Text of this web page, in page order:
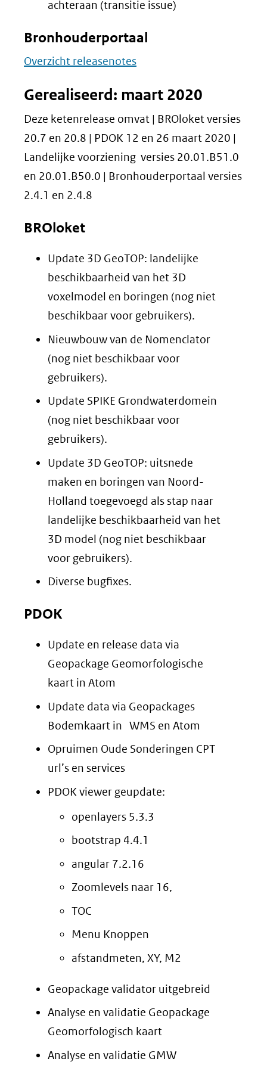
achteraan (transitie issue)
Bronhouderportaal
Overzicht releasenotes
Gerealiseerd: maart 2020
Deze ketenrelease omvat | BROloket versies
20.7 en 20.8 | PDOK 12 en 26 maart 2020 |
Landelijke voorziening versies 20.01.B51.0
en 20.01.B50.0 | Bronhouderportaal versies
2.4.1 en 2.4.8
BROloket
Update 3D GeoTOP: landelijke
beschikbaarheid van het 3D
voxelmodel en boringen (nog niet
beschikbaar voor gebruikers).
Nieuwbouw van de Nomenclator
(nog niet beschikbaar voor
gebruikers).
Update SPIKE Grondwaterdomein
(nog niet beschikbaar voor
gebruikers).
Update 3D GeoTOP: uitsnede
maken en boringen van Noord-
Holland toegevoegd als stap naar
landelijke beschikbaarheid van het
3D model (nog niet beschikbaar
voor gebruikers).
Diverse bugfixes.
PDOK
Update en release data via
Geopackage Geomorfologische
kaart in Atom
Update data via Geopackages
Bodemkaart in WMS en Atom
Opruimen Oude Sonderingen CPT
url’s en services
PDOK viewer geupdate:
openlayers 5.3.3
bootstrap 4.4.1
angular 7.2.16
Zoomlevels naar 16,
TOC
Menu Knoppen
afstandmeten, XY, M2
Geopackage validator uitgebreid
Analyse en validatie Geopackage
Geomorfologisch kaart
Analyse en validatie GMW